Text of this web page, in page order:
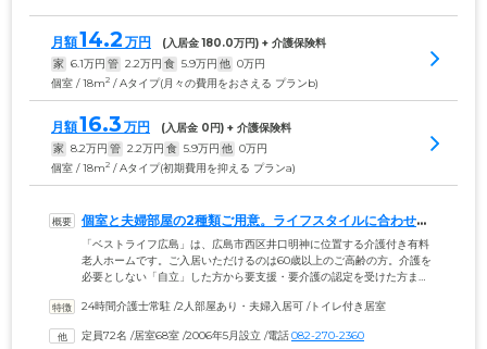
月額14.2 万円 (入居金 180.0万円) + 介護保険料
家 6.1万円 管 2.2万円 食 5.9万円 他 0万円
個室 / 18m2 / Aタイプ(月々の費用をおさえる プランb)
月額16.3 万円 (入居金 0円) + 介護保険料
家 8.2万円 管 2.2万円 食 5.9万円 他 0万円
個室 / 18m2 / Aタイプ(初期費用を抑える プランa)
個室と夫婦部屋の2種類ご用意。ライフスタイルに合わせて
お選びください
「ベストライフ広島」は、広島市西区井口明神に位置する介護付き有料
老人ホームです。ご入居いただけるのは60歳以上のご高齢の方。介護を
必要としない「自立」した方から要支援・要介護の認定を受けた方ま
まいになる居室は、個室と夫婦部屋の2種類ご用意いたしました。プライ
す。夫婦部屋は、おふたりでもゆったりとお過ごしいただけるスペース
24時間介護士常駐 /2人部屋あり・夫婦入居可 /トイレ付き居室
定員72名 /居室68室 /2006年5月設立 /電話082-270-2360